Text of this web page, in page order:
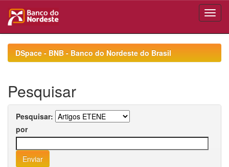
navigationDSpace - BNB - Banco do Nordeste do Brasil
Pesquisar
Pesquisar:
por